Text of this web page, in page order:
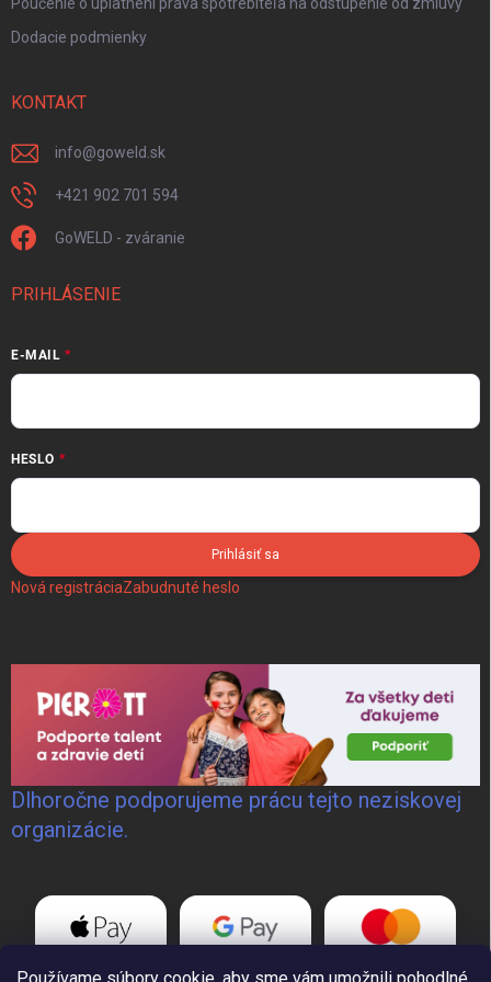
Poučenie o uplatnení práva spotrebiteľa na odstúpenie od zmluvy
Dodacie podmienky
KONTAKT
info@goweld.sk
+421 902 701 594
GoWELD - zváranie
PRIHLÁSENIE
E-MAIL
HESLO
Prihlásiť sa
Nová registráciaZabudnuté heslo
Dlhoročne podporujeme prácu tejto neziskovej
organizácie.